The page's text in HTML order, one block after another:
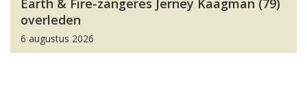
Earth & Fire-zangeres Jerney Kaagman (79)
overleden
6 augustus 2026